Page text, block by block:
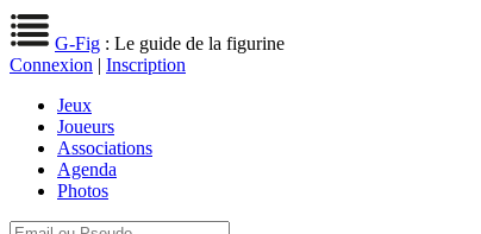
G-Fig : Le guide de la figurine
Connexion | Inscription
Jeux
Joueurs
Associations
Agenda
Photos